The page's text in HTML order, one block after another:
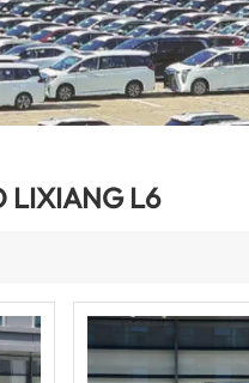
LIXIANG L6